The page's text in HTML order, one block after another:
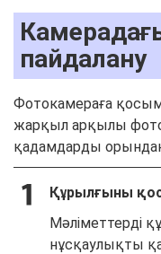
пайдалану
Фотокамераға
жарқыл арқылы
қадамдарды
Құрылғыны
Мәліметтерді
нұсқаулықты